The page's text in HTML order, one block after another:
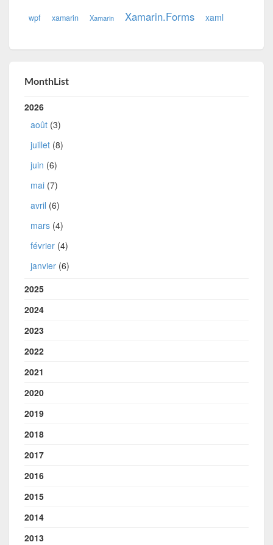
wpf xamarin Xamarin Xamarin.Forms xaml
MonthList
2026
août (3)
juillet (8)
juin (6)
mai (7)
avril (6)
mars (4)
février (4)
janvier (6)
2025
2024
2023
2022
2021
2020
2019
2018
2017
2016
2015
2014
2013